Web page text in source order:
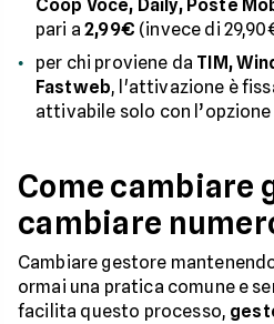
Coop Voce, Daily, Poste
pari a2,99€ (invece di
per chi proviene da TIM,
Fastweb, l'attivazione è
attivabile solo con
Come cambiare
cambiare
Cambiare gestore
ormai una pratica comune e
facilita questo processo,